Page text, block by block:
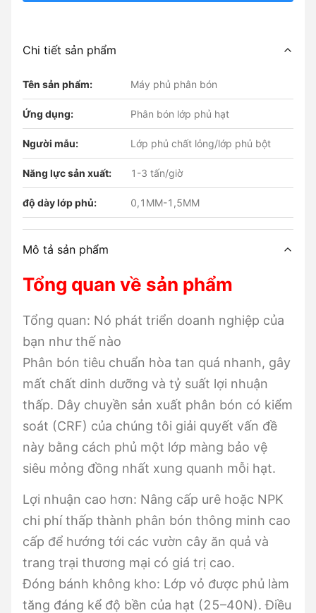
Chi tiết sản phẩm
Tên sản phẩm: Máy phủ phân bón
Ứng dụng: Phân bón lớp phủ hạt
Người mẫu: Lớp phủ chất lỏng/lớp phủ bột
Năng lực sản xuất: 1-3 tấn/giờ
độ dày lớp phủ: 0,1MM-1,5MM
Mô tả sản phẩm
Tổng quan về sản phẩm
Tổng quan: Nó phát triển doanh nghiệp của
bạn như thế nào
Phân bón tiêu chuẩn hòa tan quá nhanh, gây
mất chất dinh dưỡng và tỷ suất lợi nhuận
thấp. Dây chuyền sản xuất phân bón có kiểm
soát (CRF) của chúng tôi giải quyết vấn đề
này bằng cách phủ một lớp màng bảo vệ
siêu mỏng đồng nhất xung quanh mỗi hạt.
Lợi nhuận cao hơn: Nâng cấp urê hoặc NPK
chi phí thấp thành phân bón thông minh cao
cấp để hướng tới các vườn cây ăn quả và
trang trại thương mại có giá trị cao.
Đóng bánh không kho: Lớp vỏ được phủ làm
tăng đáng kể độ bền của hạt (25–40N). Điều